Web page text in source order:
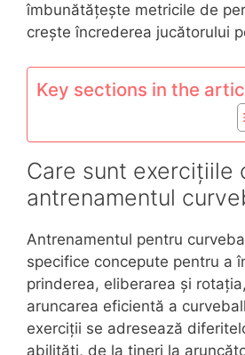
îmbunătățește metricile de
crește încrederea jucătorului
Key sections in the
Care sunt exercițiile
antrenamentul
Antrenamentul pentru
specifice concepute pentru a
prinderea, eliberarea și
aruncarea eficientă a
exerciții se adresează
abilități, de la tineri la